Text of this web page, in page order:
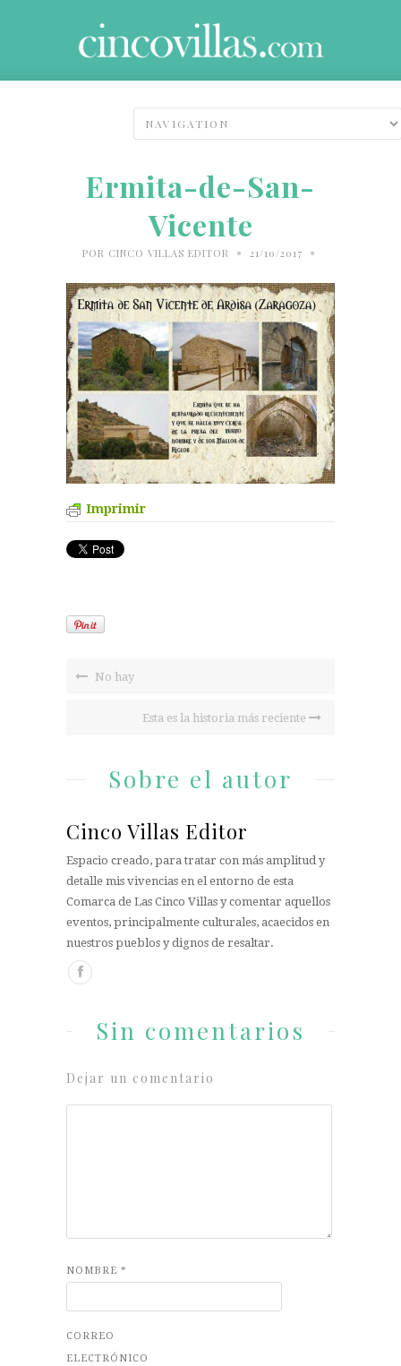
Ermita-de-San-
Vicente
POR CINCO VILLAS EDITOR • 21/10/2017 •
Imprimir
No hay
Esta es la historia más reciente
Sobre el autor
Cinco Villas Editor
Espacio creado, para tratar con más amplitud y
detalle mis vivencias en el entorno de esta
Comarca de Las Cinco Villas y comentar aquellos
eventos, principalmente culturales, acaecidos en
nuestros pueblos y dignos de resaltar.
Sin comentarios
Dejar un comentario
NOMBRE *
CORREO
ELECTRÓNICO